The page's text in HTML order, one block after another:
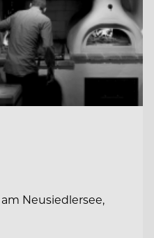
Neusiedlersee,